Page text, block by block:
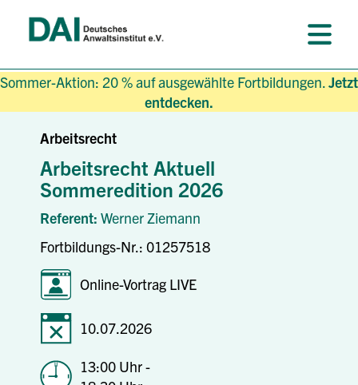
Sommer-Aktion: 20 % auf ausgewählte Fortbildungen.Jetzt
entdecken.
Arbeitsrecht
Arbeitsrecht Aktuell
Sommeredition 2026
Referent: Werner Ziemann
Fortbildungs-Nr.: 01257518
Online-Vortrag LIVE
10.07.2026
13:00 Uhr -